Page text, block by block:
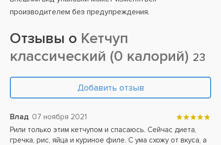
производителем без предупреждения.
Отзывы о Кетчуп
классический (0 калорий) 23
Добавить отзыв
Влад 07 ноября 2021
Рили только этим кетчупом и спасаюсь. Сейчас диета,
гречка, рис, яйца и куриное филе. С ума схожу от вкуса, а